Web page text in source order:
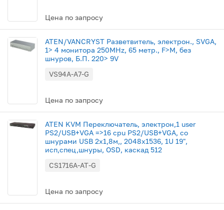
Цена по запросу
ATEN/VANCRYST Разветвитель, электрон., SVGA,
1> 4 монитора 250MHz, 65 метр., F>M, без
шнуров, Б.П. 220> 9V
VS94A-A7-G
Цена по запросу
ATEN KVM Переключатель, электрон,1 user
PS2/USB+VGA =>16 cpu PS2/USB+VGA, со
шнурами USB 2х1,8м,, 2048x1536, 1U 19",
исп,спец,шнуры, OSD, каскад 512
CS1716A-AT-G
Цена по запросу